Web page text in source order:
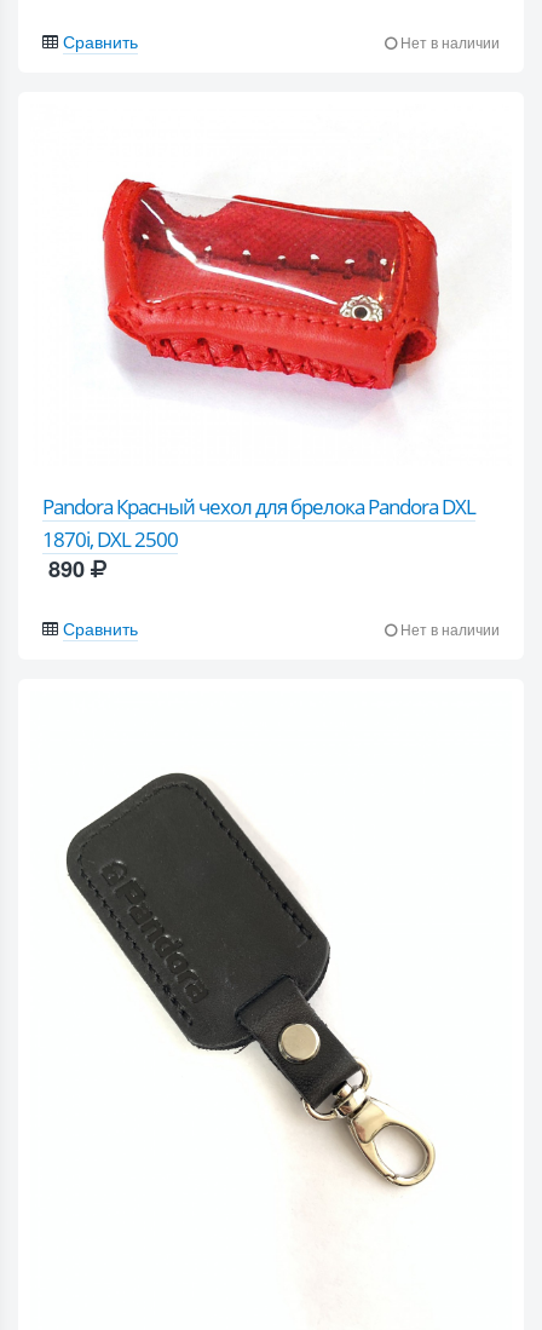
Сравнить Нет в наличии
Pandora Красный чехол для брелока Pandora DXL
1870i, DXL 2500
890
Сравнить Нет в наличии